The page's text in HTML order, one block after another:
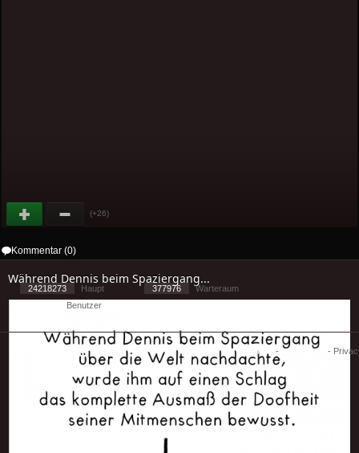
(+26)
Kommentar (0)
Während Dennis beim Spaziergang...
24218273 Haupt 377976
Warteraum
Benutzer
Cookies - Impressum -